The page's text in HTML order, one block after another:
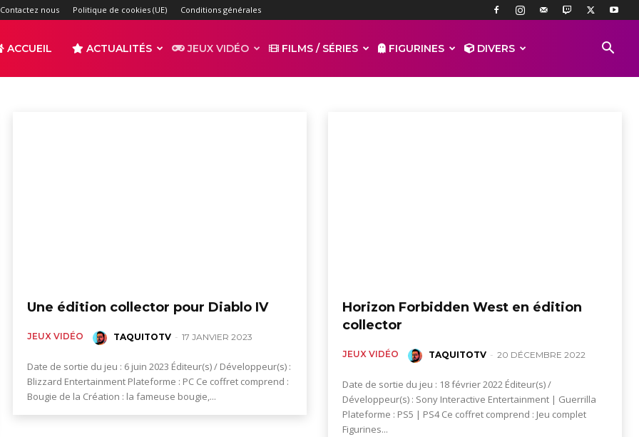
Contactez nous Politique de cookies (UE) Conditions générales
ACCUEIL ACTUALITÉS JEUX VIDÉO FILMS / SÉRIES FIGURINES DIVERS
Une édition collector pour Diablo IV
JEUX VIDÉO TAQUITOTV - 17 JANVIER 2023
Date de sortie du jeu : 6 juin 2023 Éditeur(s) / Développeur(s) :
Blizzard Entertainment Plateforme : PC Ce coffret comprend :
Bougie de la Création : la fameuse bougie,...
Horizon Forbidden West en édition
collector
JEUX VIDÉO TAQUITOTV - 20 DÉCEMBRE 2022
Date de sortie du jeu : 18 février 2022 Éditeur(s) /
Développeur(s) : Sony Interactive Entertainment | Guerrilla
Plateforme : PS5 | PS4 Ce coffret comprend : Jeu complet
Figurines...